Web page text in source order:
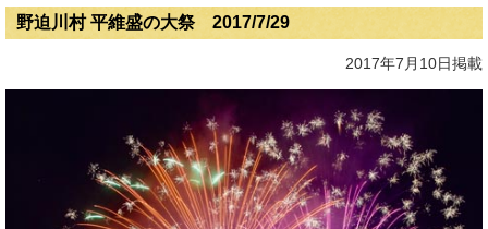
野迫川村 平維盛の大祭 2017/7/29
2017年7月10日掲載